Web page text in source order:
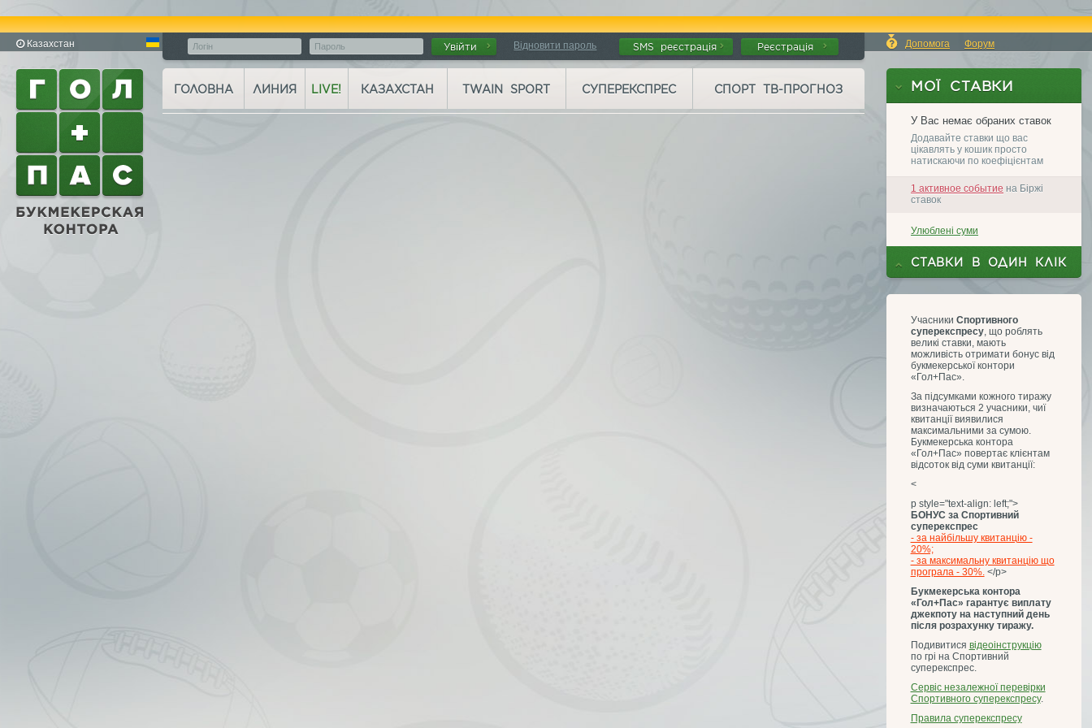
Казахстан Допомога Форум
Увійти Відновити пароль SMS реєстрація Реєстрація
Учасники Спортивного
суперекспресу, що роблять
великі ставки, мають
можливість отримати бонус від
букмекерської контори
«Гол+Пас».
За підсумками кожного тиражу
визначаються 2 учасники, чиї
квитанції виявилися
максимальними за сумою.
Букмекерська контора
«Гол+Пас» повертає клієнтам
відсоток від суми квитанції:
<
p style="text-align: left;">
БОНУС за Спортивний
суперекспрес
- за найбільшу квитанцію -
20%;
- за максимальну квитанцію що
програла - 30%.</р>
Букмекерська контора
«Гол+Пас» гарантує виплату
джекпоту на наступний день
після розрахунку тиражу.
Подивитися відеоінструкцію
по грі на Спортивний
суперекспрес.
Сервіс незалежної перевірки
Спортивного суперекспресу.
Правила суперекспресу
ГОЛОВНА ЛИНИЯ LIVE! КАЗАХСТАН TWAIN SPORT СУПЕРЕКСПРЕС СПОРТ ТВ-ПРОГНОЗ